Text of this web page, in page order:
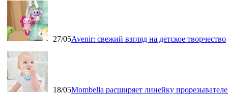
27/05Avenir: свежий взгляд на детское творчество
18/05Mombella расширяет линейку